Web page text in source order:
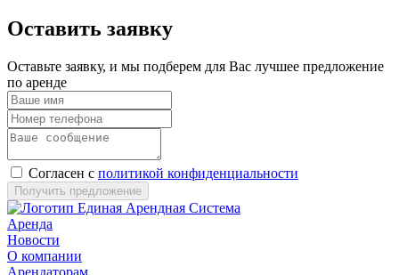
Оставить заявку
Оставьте заявку, и мы подберем для Вас лучшее предложение
по аренде
Согласен с политикой конфиденциальности
Получить предложение
Аренда
Новости
О компании